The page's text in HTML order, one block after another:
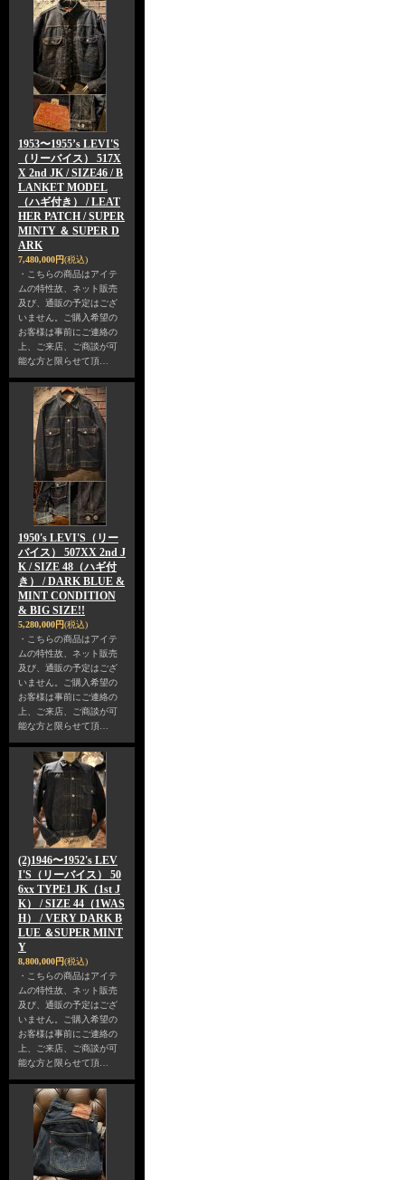
1953〜1955’s LEVI'S
（リーバイス） 517X
X 2nd JK / SIZE46 / B
LANKET MODEL
（ハギ付き） / LEAT
HER PATCH / SUPER
MINTY ＆ SUPER D
ARK
7,480,000円(税込)
・こちらの商品はアイテ
ムの特性故、ネット販売
及び、通販の予定はござ
いません。ご購入希望の
お客様は事前にご連絡の
上、ご来店、ご商談が可
能な方と限らせて頂…
1950's LEVI'S（リー
バイス） 507XX 2nd J
K / SIZE 48（ハギ付
き） / DARK BLUE &
MINT CONDITION
& BIG SIZE!!
5,280,000円(税込)
・こちらの商品はアイテ
ムの特性故、ネット販売
及び、通販の予定はござ
いません。ご購入希望の
お客様は事前にご連絡の
上、ご来店、ご商談が可
能な方と限らせて頂…
(2)1946〜1952's LEV
I'S（リーバイス） 50
6xx TYPE1 JK（1st J
K） / SIZE 44（1WAS
H） / VERY DARK B
LUE ＆SUPER MINT
Y
8,800,000円(税込)
・こちらの商品はアイテ
ムの特性故、ネット販売
及び、通販の予定はござ
いません。ご購入希望の
お客様は事前にご連絡の
上、ご来店、ご商談が可
能な方と限らせて頂…